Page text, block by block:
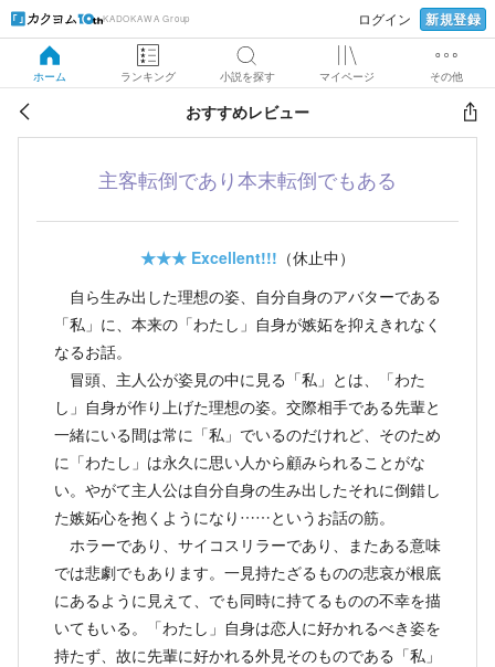
KADOKAWA Group ログイン 新規登録
ホーム ランキング 小説を探す マイページ その他
おすすめレビュー
主客転倒であり本末転倒でもある
★★★ Excellent!!! （休止中）
自ら生み出した理想の姿、自分自身のアバターである
「私」に、本来の「わたし」自身が嫉妬を抑えきれなく
なるお話。
冒頭、主人公が姿見の中に見る「私」とは、「わた
し」自身が作り上げた理想の姿。交際相手である先輩と
一緒にいる間は常に「私」でいるのだけれど、そのため
に「わたし」は永久に思い人から顧みられることがな
い。やがて主人公は自分自身の生み出したそれに倒錯し
た嫉妬心を抱くようになり……というお話の筋。
ホラーであり、サイコスリラーであり、またある意味
では悲劇でもあります。一見持たざるものの悲哀が根底
にあるように見えて、でも同時に持てるものの不幸を描
いてもいる。「わたし」自身は恋人に好かれるべき姿を
持たず、故に先輩に好かれる外見そのものである「私」